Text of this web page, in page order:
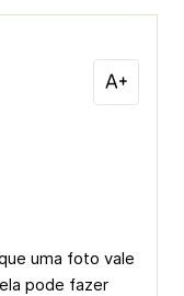
uma foto vale
pode fazer